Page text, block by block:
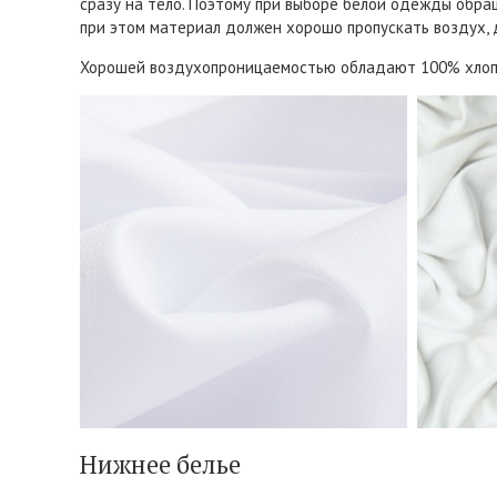
при этом материал должен хорошо пропускать
Хорошей воздухопроницаемостью обладают 100%
Нижнее белье